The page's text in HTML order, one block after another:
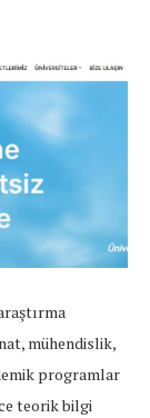
mühendislik,
programlar
teorik bilgi